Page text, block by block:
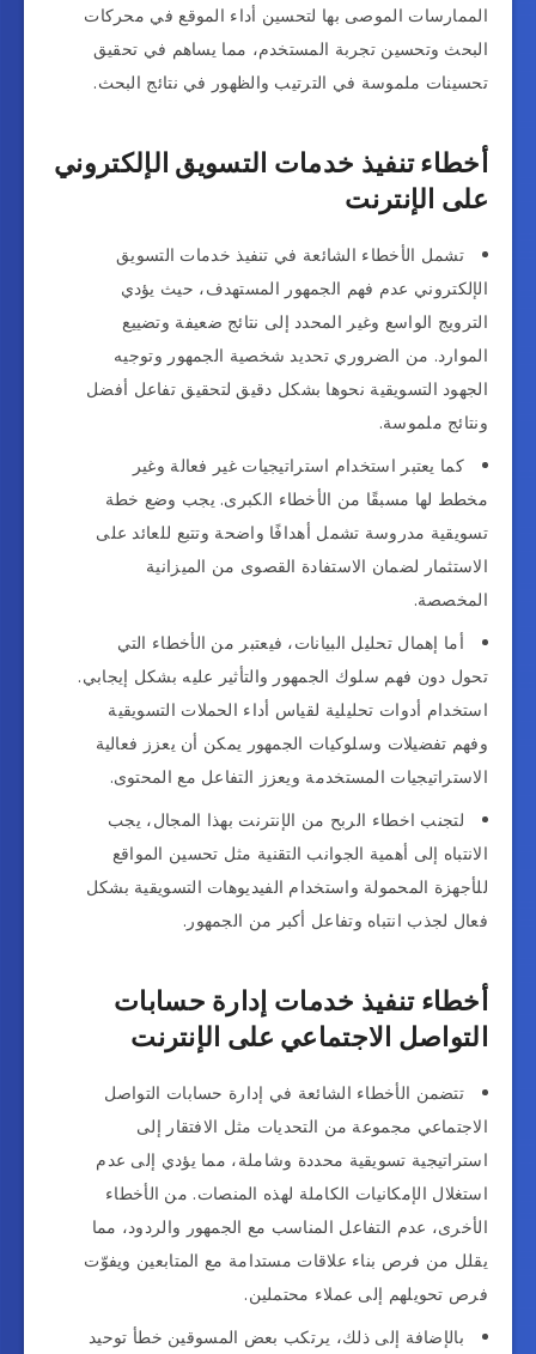
الممارسات الموصى بها لتحسين أداء الموقع في محركات
البحث وتحسين تجربة المستخدم، مما يساهم في تحقيق
تحسينات ملموسة في الترتيب والظهور في نتائج البحث.
أخطاء تنفيذ خدمات التسويق الإلكتروني
على الإنترنت
تشمل الأخطاء الشائعة في تنفيذ خدمات التسويق
الإلكتروني عدم فهم الجمهور المستهدف، حيث يؤدي
الترويج الواسع وغير المحدد إلى نتائج ضعيفة وتضييع
الموارد. من الضروري تحديد شخصية الجمهور وتوجيه
الجهود التسويقية نحوها بشكل دقيق لتحقيق تفاعل أفضل
ونتائج ملموسة.
كما يعتبر استخدام استراتيجيات غير فعالة وغير
مخطط لها مسبقًا من الأخطاء الكبرى. يجب وضع خطة
تسويقية مدروسة تشمل أهدافًا واضحة وتتبع للعائد على
الاستثمار لضمان الاستفادة القصوى من الميزانية
المخصصة.
أما إهمال تحليل البيانات، فيعتبر من الأخطاء التي
تحول دون فهم سلوك الجمهور والتأثير عليه بشكل إيجابي.
استخدام أدوات تحليلية لقياس أداء الحملات التسويقية
وفهم تفضيلات وسلوكيات الجمهور يمكن أن يعزز فعالية
الاستراتيجيات المستخدمة ويعزز التفاعل مع المحتوى.
لتجنب اخطاء الربح من الإنترنت بهذا المجال، يجب
الانتباه إلى أهمية الجوانب التقنية مثل تحسين المواقع
للأجهزة المحمولة واستخدام الفيديوهات التسويقية بشكل
فعال لجذب انتباه وتفاعل أكبر من الجمهور.
أخطاء تنفيذ خدمات إدارة حسابات
التواصل الاجتماعي على الإنترنت
تتضمن الأخطاء الشائعة في إدارة حسابات التواصل
الاجتماعي مجموعة من التحديات مثل الافتقار إلى
استراتيجية تسويقية محددة وشاملة، مما يؤدي إلى عدم
استغلال الإمكانيات الكاملة لهذه المنصات. من الأخطاء
الأخرى، عدم التفاعل المناسب مع الجمهور والردود، مما
يقلل من فرص بناء علاقات مستدامة مع المتابعين ويفوّت
فرص تحويلهم إلى عملاء محتملين.
بالإضافة إلى ذلك، يرتكب بعض المسوقين خطأ توحيد